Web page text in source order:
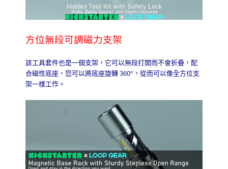
方位無段可調磁力支架
該工具套件也是一個支架，它可以無段打開而不會折疊，配
合磁性底座，您可以將底座旋轉360°，從而可以像全方位支
架一樣工作。